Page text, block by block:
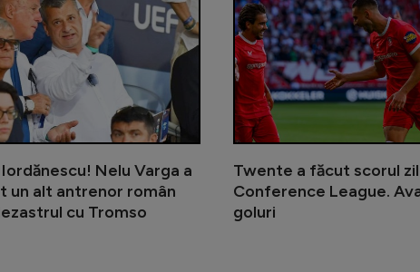
Iordănescu! Nelu Varga a
un alt antrenor român
cu Tromso
Twente a făcut scorul
Conference League.
goluri